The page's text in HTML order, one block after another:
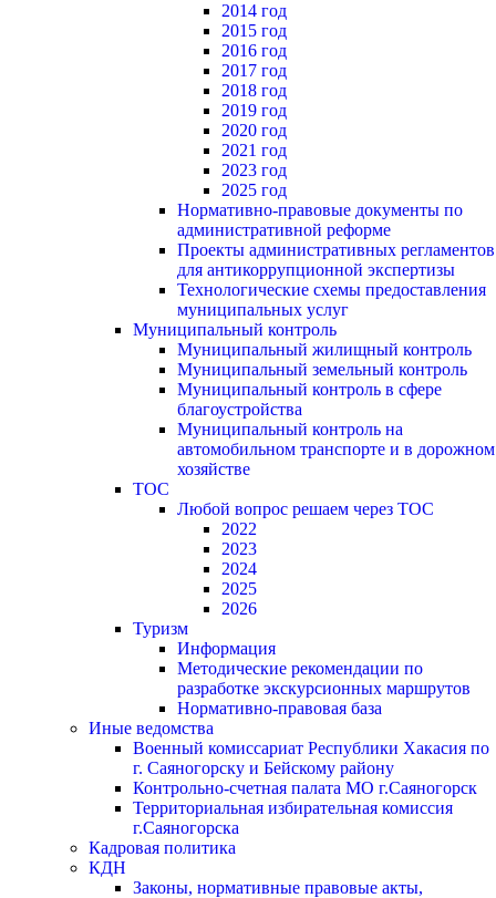
2014 год
2015 год
2016 год
2017 год
2018 год
2019 год
2020 год
2021 год
2023 год
2025 год
Нормативно-правовые документы по
административной реформе
Проекты административных регламентов
для антикоррупционной экспертизы
Технологические схемы предоставления
муниципальных услуг
Муниципальный контроль
Муниципальный жилищный контроль
Муниципальный земельный контроль
Муниципальный контроль в сфере
благоустройства
Муниципальный контроль на
автомобильном транспорте и в дорожном
хозяйстве
ТОС
Любой вопрос решаем через ТОС
2022
2023
2024
2025
2026
Туризм
Информация
Методические рекомендации по
разработке экскурсионных маршрутов
Нормативно-правовая база
Иные ведомства
Военный комиссариат Республики Хакасия по
г. Саяногорску и Бейскому району
Контрольно-счетная палата МО г.Саяногорск
Территориальная избирательная комиссия
г.Саяногорска
Кадровая политика
КДН
Законы, нормативные правовые акты,